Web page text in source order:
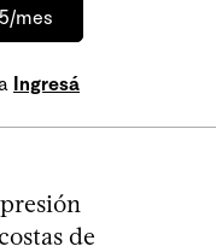
mes
Ingresá
de